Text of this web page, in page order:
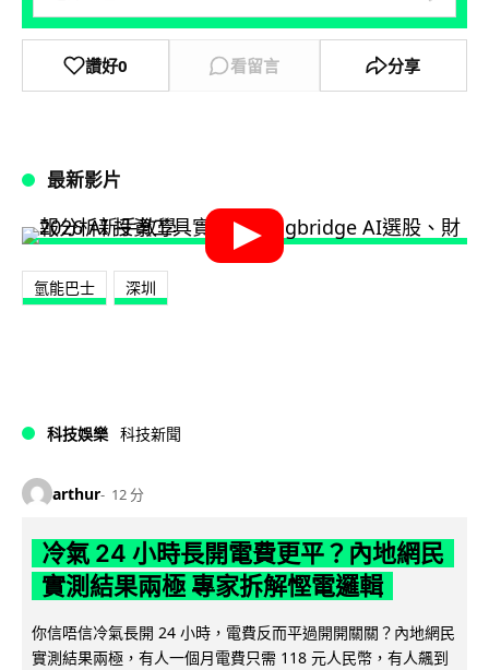
讚好0 看留言 分享
最新影片
氫能巴士 深圳
科技娛樂 科技新聞
arthur 12 分
冷氣 24 小時長開電費更平？內地網民
實測結果兩極 專家拆解慳電邏輯
你信唔信冷氣長開 24 小時，電費反而平過開開關關？內地網民
實測結果兩極，有人一個月電費只需 118 元人民幣，有人飆到